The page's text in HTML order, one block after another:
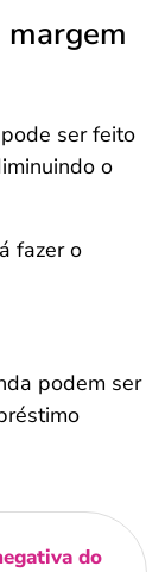
pode ser feito
o
fazer o
podem ser
do